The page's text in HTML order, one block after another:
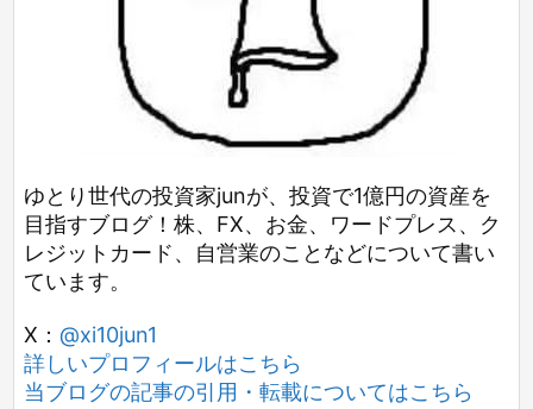
ゆとり世代の投資家junが、投資で1億円の資産を
目指すブログ！株、FX、お金、ワードプレス、ク
レジットカード、自営業のことなどについて書い
ています。
X： @xi10jun1
詳しいプロフィールはこちら
当ブログの記事の引用・転載についてはこちら